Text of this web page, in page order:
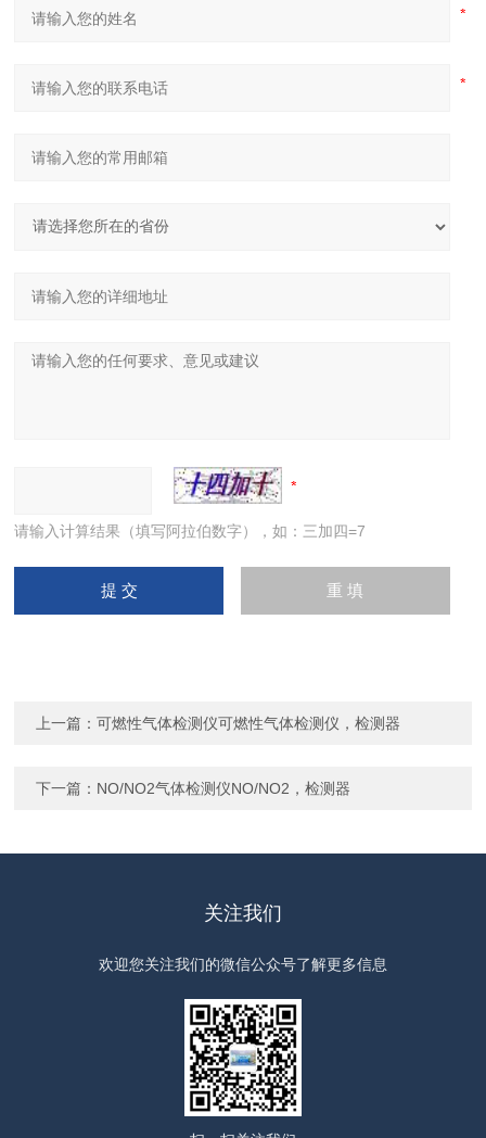
请输入计算结果（填写阿拉伯数字），如：三加四=7
上一篇：可燃性气体检测仪可燃性气体检测仪，检测器
下一篇： NO/NO2气体检测仪NO/NO2，检测器
关注我们
欢迎您关注我们的微信公众号了解更多信息